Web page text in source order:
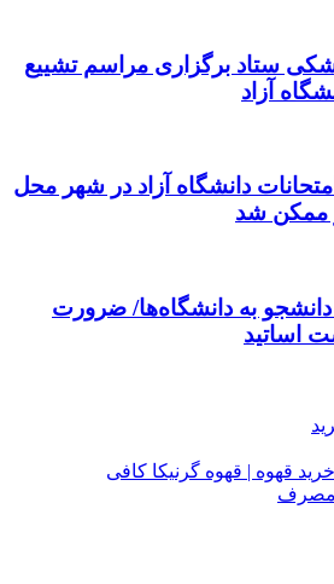
ستاد برگزاری مراسم تشییع
آزاد
دانشگاه آزاد در شهر محل
ممکن شد
به دانشگاه‌ها/ ضرورت
اساتید
قهوه | قهوه گرنیکا کافی
مصرف